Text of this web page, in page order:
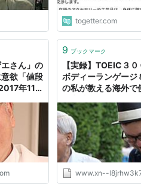
togetter.com
さん」の
欲「値段
年11
9 ブックマーク
【実録】TOEIC３０
ボディーランゲージ
の私が教える海外で
ションです。
www.xn--